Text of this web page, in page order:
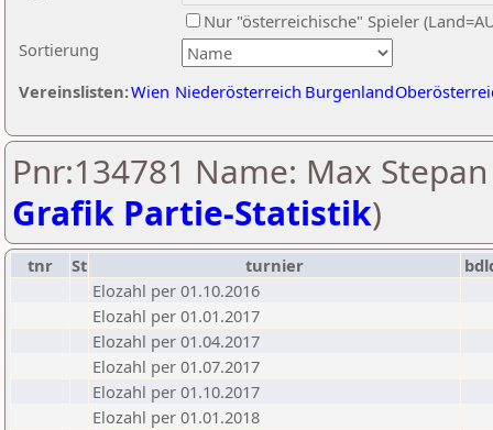
Sortierung
Nur "österreichische" Spieler
Vereinslisten:Wien Niederösterreich Burgenland
Pnr:134781 Name: Max
Grafik Partie-Statistik)
tnr St turnier
Elozahl per 01.10.2016
Elozahl per 01.01.2017
Elozahl per 01.04.2017
Elozahl per 01.07.2017
Elozahl per 01.10.2017
Elozahl per 01.01.2018